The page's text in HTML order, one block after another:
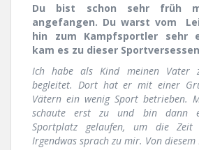
Du bist schon sehr früh
angefangen. Du warst vom
hin zum Kampfsportler sehr
kam es zu dieser
Ich habe als Kind meinen Vater
begleitet. Dort hat er mit einer
Vätern ein wenig Sport betrieben.
schaute erst zu und bin dann
Sportplatz gelaufen, um die
Irgendwas sprach zu mir. Von